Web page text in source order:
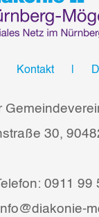
Kontakt
30,
0911 99